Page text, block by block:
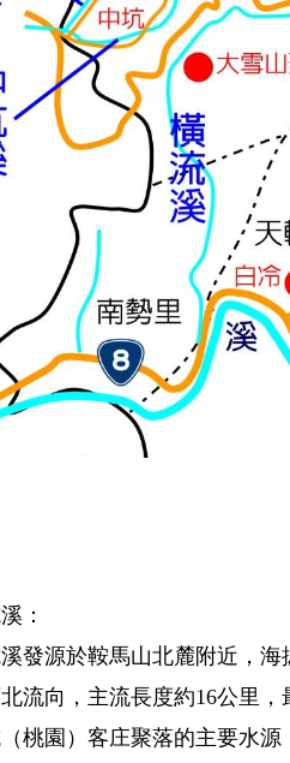
：
發源於鞍馬山北麓附近，
流向，主流長度約16公里
桃園）客庄聚落的主要水